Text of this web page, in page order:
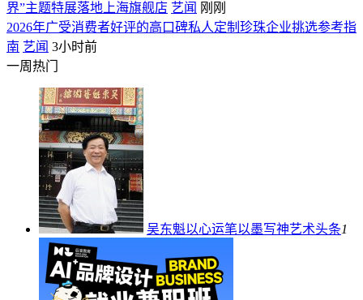
界”主题特展落地上海旗舰店 艺闻 刚刚
2026年广受消费者好评的高口碑私人定制珍珠企业挑选参考指
南 艺闻 3小时前
一周热门
吴东魁以心运笔以墨写神艺术头条1